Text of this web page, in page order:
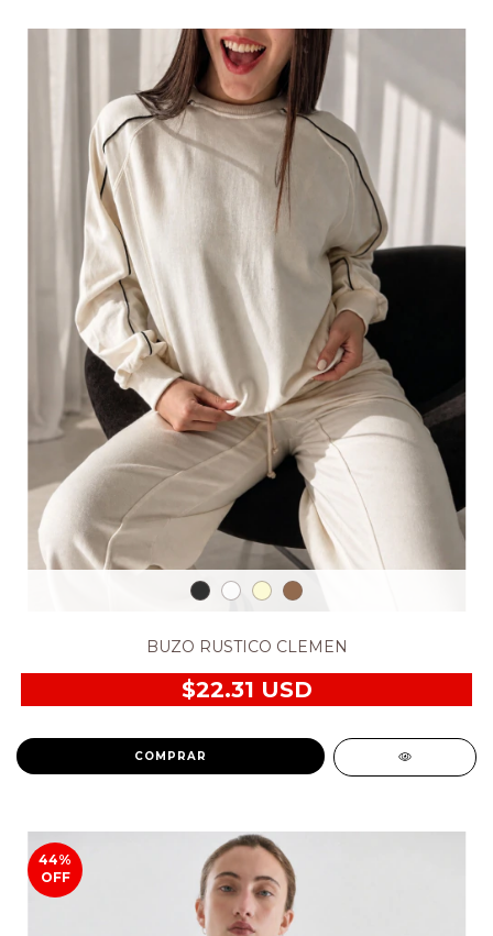
BUZO RUSTICO CLEMEN
$22.31 USD
COMPRAR
44%
OFF